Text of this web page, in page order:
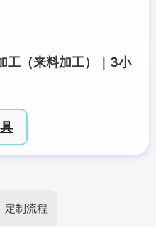
工（来料加工）｜3小
定制流程